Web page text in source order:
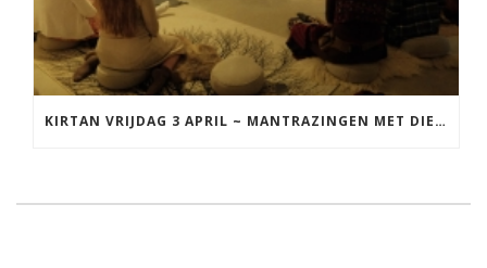
KIRTAN VRIJDAG 3 APRIL ~ MANTRAZINGEN MET DIEDERICK IN LEEUWARDEN